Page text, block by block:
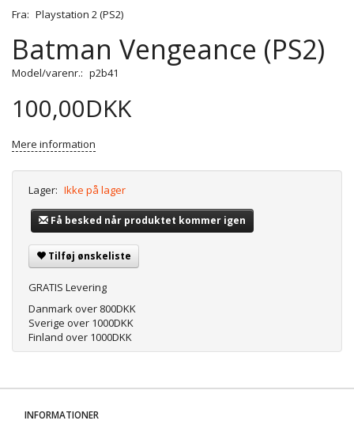
Fra: Playstation 2 (PS2)
Batman Vengeance (PS2)
Model/varenr.: p2b41
100,00DKK
Mere information
Lager: Ikke på lager
Få besked når produktet kommer igen
Tilføj ønskeliste
GRATIS Levering
Danmark over 800DKK
Sverige over 1000DKK
Finland over 1000DKK
INFORMATIONER